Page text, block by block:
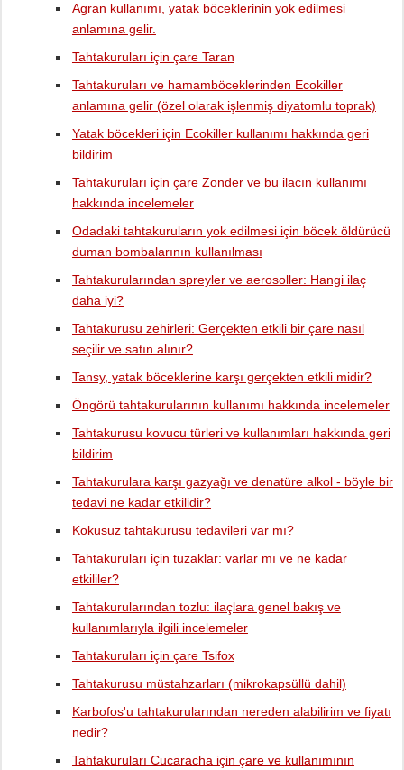
Agran kullanımı, yatak böceklerinin yok edilmesi
anlamına gelir.
Tahtakuruları için çare Taran
Tahtakuruları ve hamamböceklerinden Ecokiller
anlamına gelir (özel olarak işlenmiş diyatomlu toprak)
Yatak böcekleri için Ecokiller kullanımı hakkında geri
bildirim
Tahtakuruları için çare Zonder ve bu ilacın kullanımı
hakkında incelemeler
Odadaki tahtakuruların yok edilmesi için böcek öldürücü
duman bombalarının kullanılması
Tahtakurularından spreyler ve aerosoller: Hangi ilaç
daha iyi?
Tahtakurusu zehirleri: Gerçekten etkili bir çare nasıl
seçilir ve satın alınır?
Tansy, yatak böceklerine karşı gerçekten etkili midir?
Öngörü tahtakurularının kullanımı hakkında incelemeler
Tahtakurusu kovucu türleri ve kullanımları hakkında geri
bildirim
Tahtakurulara karşı gazyağı ve denatüre alkol - böyle bir
tedavi ne kadar etkilidir?
Kokusuz tahtakurusu tedavileri var mı?
Tahtakuruları için tuzaklar: varlar mı ve ne kadar
etkililer?
Tahtakurularından tozlu: ilaçlara genel bakış ve
kullanımlarıyla ilgili incelemeler
Tahtakuruları için çare Tsifox
Tahtakurusu müstahzarları (mikrokapsüllü dahil)
Karbofos'u tahtakurularından nereden alabilirim ve fiyatı
nedir?
Tahtakuruları Cucaracha için çare ve kullanımının